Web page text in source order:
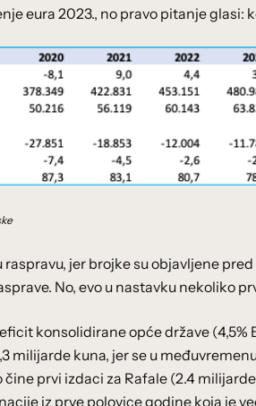
eura 2023., no pravo pitanje glasi:
raspravu, jer brojke su objavljene
No, evo u nastavku nekoliko
konsolidirane opće države
milijarde kuna, jer se u
prvi izdaci za Rafale (2.4
iz prve polovice godine koja je